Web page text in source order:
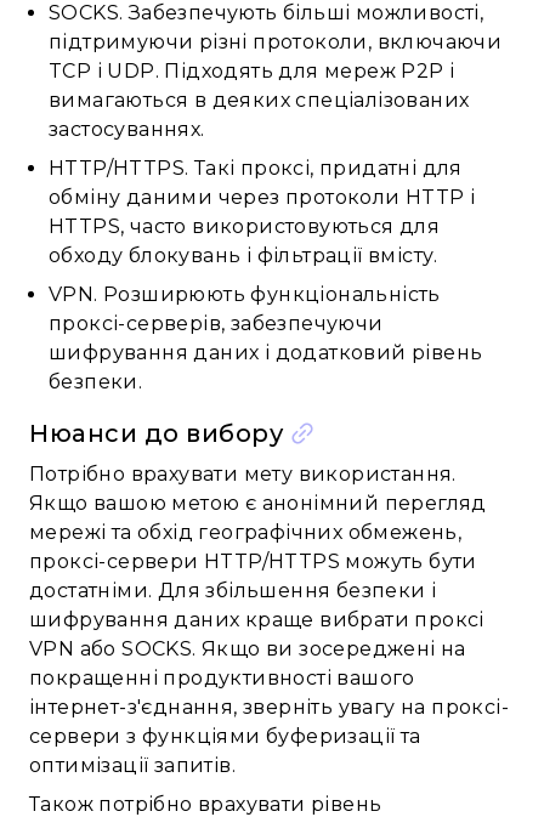
SOCKS. Забезпечують більші можливості,
підтримуючи різні протоколи, включаючи
TCP і UDP. Підходять для мереж P2P і
вимагаються в деяких спеціалізованих
застосуваннях.
HTTP/HTTPS. Такі проксі, придатні для
обміну даними через протоколи HTTP і
HTTPS, часто використовуються для
обходу блокувань і фільтрації вмісту.
VPN. Розширюють функціональність
проксі-серверів, забезпечуючи
шифрування даних і додатковий рівень
безпеки.
Нюанси до вибору
Потрібно врахувати мету використання.
Якщо вашою метою є анонімний перегляд
мережі та обхід географічних обмежень,
проксі-сервери HTTP/HTTPS можуть бути
достатніми. Для збільшення безпеки і
шифрування даних краще вибрати проксі
VPN або SOCKS. Якщо ви зосереджені на
покращенні продуктивності вашого
інтернет-з'єднання, зверніть увагу на проксі-
сервери з функціями буферизації та
оптимізації запитів.
Також потрібно врахувати рівень